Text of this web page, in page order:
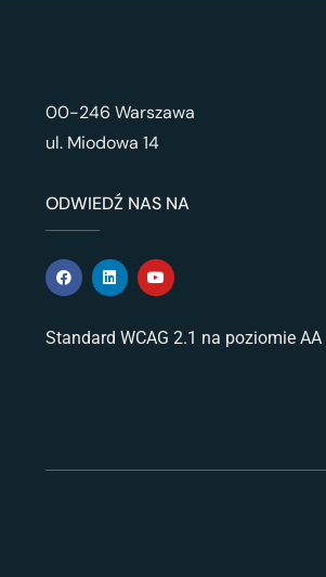
00-246 Warszawa
ul. Miodowa 14
ODWIEDŹ NAS NA
Standard WCAG 2.1 na poziomie AA